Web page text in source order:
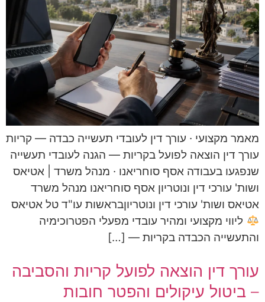
מאמר מקצועי · עורך דין לעובדי תעשייה כבדה — קריות
עורך דין הוצאה לפועל בקריות — הגנה לעובדי תעשייה
שנפגעו בעבודה אסף סוחריאנו · מנהל משרד | אטיאס
ושות' עורכי דין ונוטריון אסף סוחריאנו מנהל משרד
אטיאס ושות' עורכי דין ונוטריוןבראשות עו"ד טל אטיאס
ליווי מקצועי ומהיר עובדי מפעלי הפטרוכימיה
והתעשייה הכבדה בקריות — […]
עורך דין הוצאה לפועל קריות והסביבה
– ביטול עיקולים והפטר חובות